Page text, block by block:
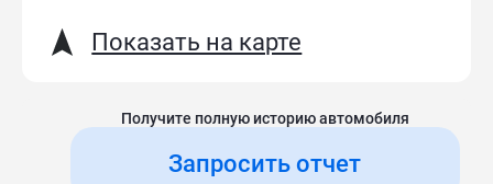
Показать на карте
Получите полную историю автомобиля
Запросить отчет